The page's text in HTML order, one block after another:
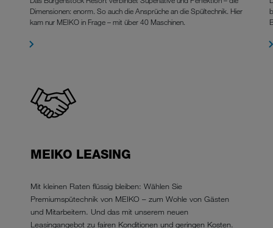
Dimensionen: enorm. So auch die Ansprüche an die Spültechnik. Hier
kam nur MEIKO in Frage – mit über 40 Maschinen.
MEIKO LEASING
Mit kleinen Raten flüssig bleiben: Wählen Sie
Premiumspütechnik von MEIKO – zum Wohle von Gästen
und Mitarbeitern. Und das mit unserem neuen
Leasingangebot zu fairen Konditionen und geringen Kosten.